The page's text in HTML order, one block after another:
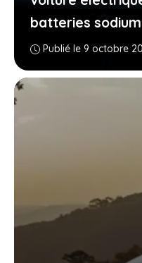
batteries
Publié le 9 octobre